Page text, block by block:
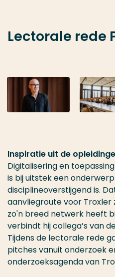
Lectorale rede
Inspiratie uit de
Digitalisering en
is bij uitstek een
disciplineoverstijgend is.
aanvliegroute voor Troxler
zo'n breed netwerk heeft
verbindt hij collega’s van
Tijdens de lectorale rede
pitches vanuit onderzoek
onderzoeksagenda van